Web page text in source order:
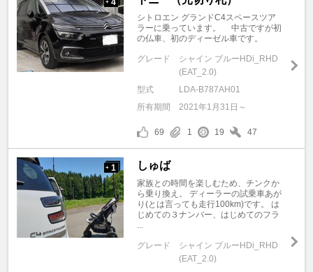
+ 4
シトロエン グランドC4スペースツア
ラーに乗っています。 中古ですが初
の仏車、初のディーゼル車です。
グレード
シャイン ブルーHDi_RHD
(EAT_2.0)
型式
LDA-B787AH01
所有期間
2021年1月31日～
69 1 19 47
+ 1 しゅば
家族との時間を楽しむため、チンクか
ら乗り換え。 ディーラーの試乗車あが
り(とは言っても走行100km)です。 は
じめての３ナンバー、はじめてのフラ
...
グレード
シャイン ブルーHDi_RHD
(EAT_2.0)